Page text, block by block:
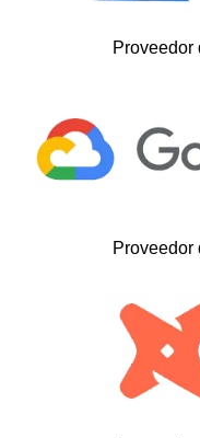
Proveedor
Proveedor